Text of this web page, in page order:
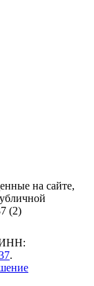
на сайте,
(2)
ИНН:
.